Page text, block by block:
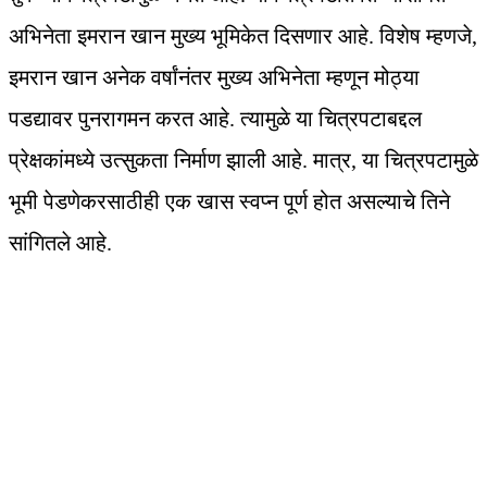
अभिनेता इमरान खान मुख्य भूमिकेत दिसणार आहे. विशेष म्हणजे,
इमरान खान अनेक वर्षांनंतर मुख्य अभिनेता म्हणून मोठ्या
पडद्यावर पुनरागमन करत आहे. त्यामुळे या चित्रपटाबद्दल
प्रेक्षकांमध्ये उत्सुकता निर्माण झाली आहे. मात्र, या चित्रपटामुळे
भूमी पेडणेकरसाठीही एक खास स्वप्न पूर्ण होत असल्याचे तिने
सांगितले आहे.